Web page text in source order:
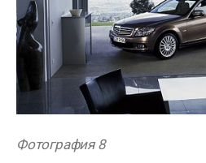
Фотография 8